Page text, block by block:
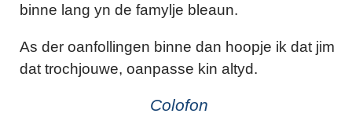
binne lang yn de famylje bleaun.
As der oanfollingen binne dan hoopje ik dat jim
dat trochjouwe, oanpasse kin altyd.
Colofon